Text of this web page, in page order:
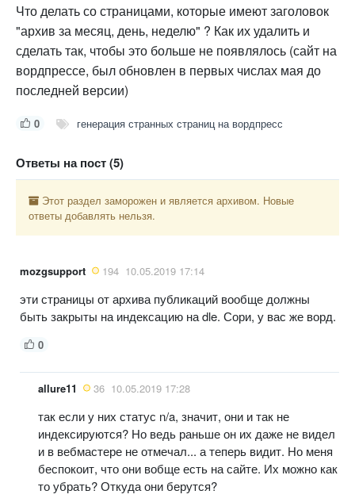
Что делать со страницами, которые имеют заголовок
"архив за месяц, день, неделю" ? Как их удалить и
сделать так, чтобы это больше не появлялось (сайт на
вордпрессе, был обновлен в первых числах мая до
последней версии)
0 генерация странных страниц на вордпресс
Ответы на пост (5)
Этот раздел заморожен и является архивом. Новые
ответы добавлять нельзя.
mozgsupport 194 10.05.2019 17:14
эти страницы от архива публикаций вообще должны
быть закрыты на индексацию на dle. Сори, у вас же ворд.
0
allure11 36 10.05.2019 17:28
так если у них статус n/a, значит, они и так не
индексируются? Но ведь раньше он их даже не видел
и в вебмастере не отмечал... а теперь видит. Но меня
беспокоит, что они вобще есть на сайте. Их можно как
то убрать? Откуда они берутся?